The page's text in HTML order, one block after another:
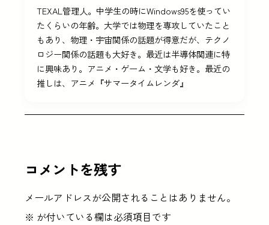
TEXAL管理人。中学生の時にWindows95を使ってい
たくらいの年齢。大学では物理を専攻していたこと
もあり、物理・宇宙関係の話題が得意だが、テクノ
ロジー関係の話題も大好き。最近は半導体関連に特
に興味あり。アニメ・ゲーム・文学も好き。最近の
推しは、アニメ『サマータイムレンダ』
コメントを残す
メールアドレスが公開されることはありません。
※ が付いている欄は必須項目です